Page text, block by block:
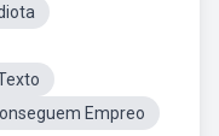
Empreo